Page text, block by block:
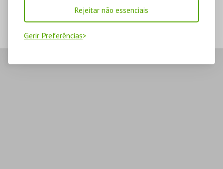
Rejeitar não essenciais
Gerir Preferências